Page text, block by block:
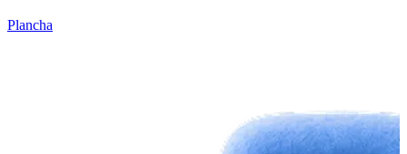
Plancha